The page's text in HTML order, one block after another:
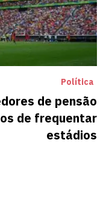
Política
de pensão
de frequentar
estádios